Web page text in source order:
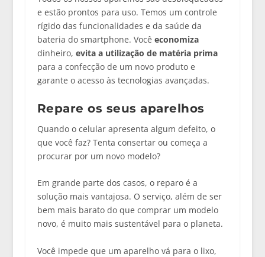
e estão prontos para uso. Temos um controle
rígido das funcionalidades e da saúde da
bateria do smartphone. Você economiza
dinheiro, evita a utilização de matéria prima
para a confecção de um novo produto e
garante o acesso às tecnologias avançadas.
Repare os seus aparelhos
Quando o celular apresenta algum defeito, o
que você faz? Tenta consertar ou começa a
procurar por um novo modelo?
Em grande parte dos casos, o reparo é a
solução mais vantajosa. O serviço, além de ser
bem mais barato do que comprar um modelo
novo, é muito mais sustentável para o planeta.
Você impede que um aparelho vá para o lixo,